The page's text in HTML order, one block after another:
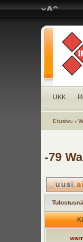
UKK
Etusivu ‹
-79